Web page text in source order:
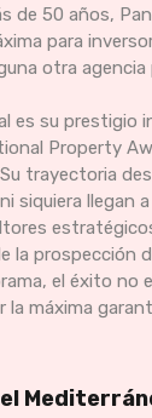
de 50 años,
para
otra agencia
es su prestigio
Property
trayectoria
siquiera llegan
la prospección
el éxito no
máxima